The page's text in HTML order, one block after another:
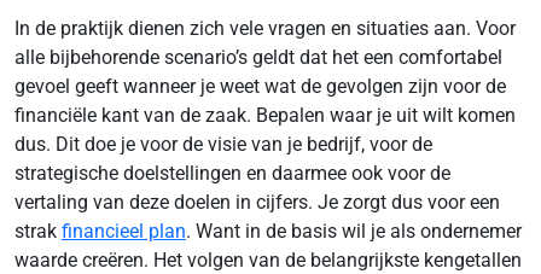
In de praktijk dienen zich vele vragen en situaties aan. Voor
alle bijbehorende scenario’s geldt dat het een comfortabel
gevoel geeft wanneer je weet wat de gevolgen zijn voor de
financiële kant van de zaak. Bepalen waar je uit wilt komen
dus. Dit doe je voor de visie van je bedrijf, voor de
strategische doelstellingen en daarmee ook voor de
vertaling van deze doelen in cijfers. Je zorgt dus voor een
strak financieel plan. Want in de basis wil je als ondernemer
waarde creëren. Het volgen van de belangrijkste kengetallen